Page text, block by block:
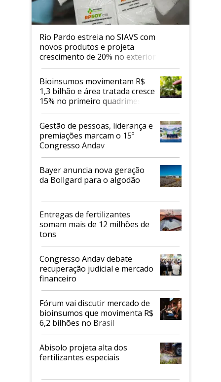
Rio Pardo estreia no SIAVS com
novos produtos e projeta
crescimento de 20% no exterior
Bioinsumos movimentam R$
1,3 bilhão e área tratada cresce
15% no primeiro quadrimestre
de 2026
Gestão de pessoas, liderança e
premiações marcam o 15º
Congresso Andav
Bayer anuncia nova geração
da Bollgard para o algodão
Entregas de fertilizantes
somam mais de 12 milhões de
tons
Congresso Andav debate
recuperação judicial e mercado
financeiro
Fórum vai discutir mercado de
bioinsumos que movimenta R$
6,2 bilhões no Brasil
Abisolo projeta alta dos
fertilizantes especiais